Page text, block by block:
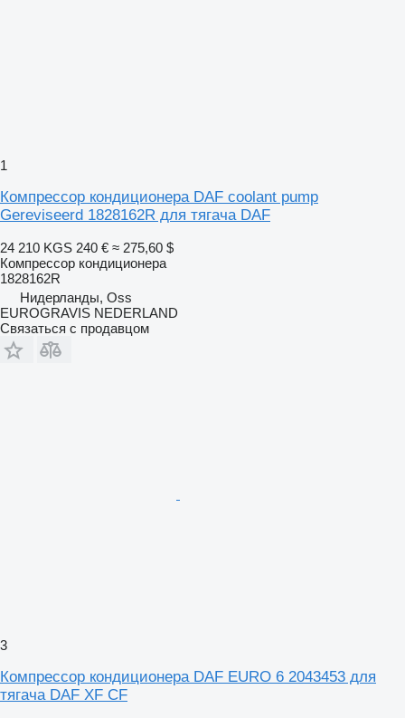
1
Компрессор кондиционера DAF coolant pump
Gereviseerd 1828162R для тягача DAF
24 210 KGS 240 € ≈ 275,60 $
Компрессор кондиционера
1828162R
Нидерланды, Oss
EUROGRAVIS NEDERLAND
Связаться с продавцом
3
Компрессор кондиционера DAF EURO 6 2043453 для
тягача DAF XF CF